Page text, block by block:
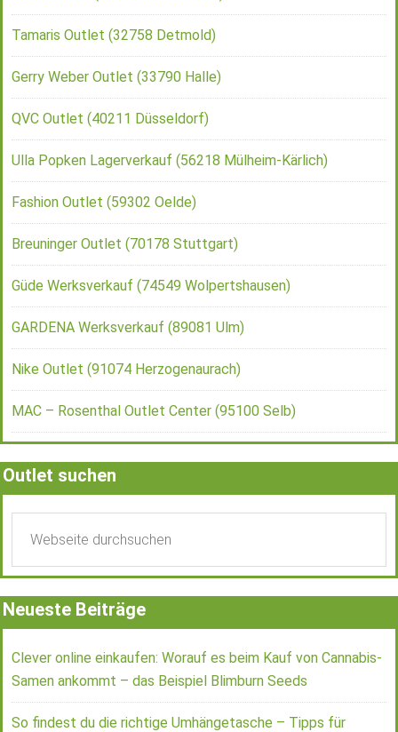
Tamaris Outlet (32758 Detmold)
Gerry Weber Outlet (33790 Halle)
QVC Outlet (40211 Düsseldorf)
Ulla Popken Lagerverkauf (56218 Mülheim-Kärlich)
Fashion Outlet (59302 Oelde)
Breuninger Outlet (70178 Stuttgart)
Güde Werksverkauf (74549 Wolpertshausen)
GARDENA Werksverkauf (89081 Ulm)
Nike Outlet (91074 Herzogenaurach)
MAC – Rosenthal Outlet Center (95100 Selb)
Outlet suchen
Neueste Beiträge
Clever online einkaufen: Worauf es beim Kauf von Cannabis-
Samen ankommt – das Beispiel Blimburn Seeds
So findest du die richtige Umhängetasche – Tipps für